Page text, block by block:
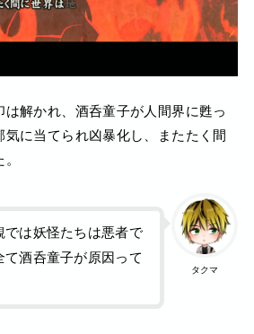
解かれ、酒呑童子が人間界に甦っ
気に当てられ凶暴化し、またたく間
タクマ
では妖怪たちは悪者で
酒呑童子が原因って